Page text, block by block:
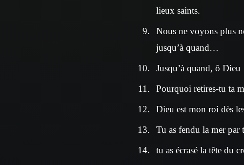
lieux saints.
Nous ne voyons plus
jusqu’à quand…
Jusqu’à quand, ô Dieu
Pourquoi retires-tu ta
Dieu est mon roi dès
Tu as fendu la mer par
tu as écrasé la tête du